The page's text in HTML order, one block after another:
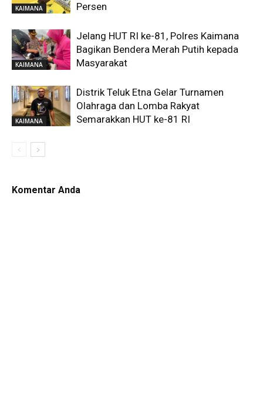
KAIMANA
Persen
KAIMANA
Jelang HUT RI ke-81, Polres Kaimana
Bagikan Bendera Merah Putih kepada
Masyarakat
KAIMANA
Distrik Teluk Etna Gelar Turnamen
Olahraga dan Lomba Rakyat
Semarakkan HUT ke-81 RI
Komentar Anda